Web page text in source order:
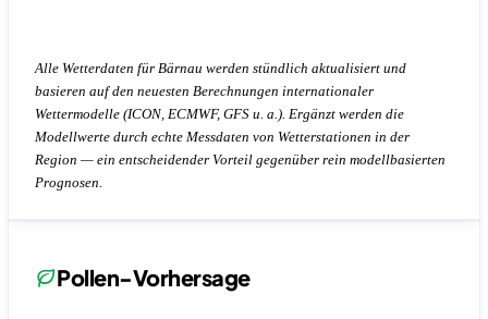
Alle Wetterdaten für Bärnau werden stündlich aktualisiert und
basieren auf den neuesten Berechnungen internationaler
Wettermodelle (ICON, ECMWF, GFS u. a.). Ergänzt werden die
Modellwerte durch echte Messdaten von Wetterstationen in der
Region — ein entscheidender Vorteil gegenüber rein modellbasierten
Prognosen.
Pollen-Vorhersage